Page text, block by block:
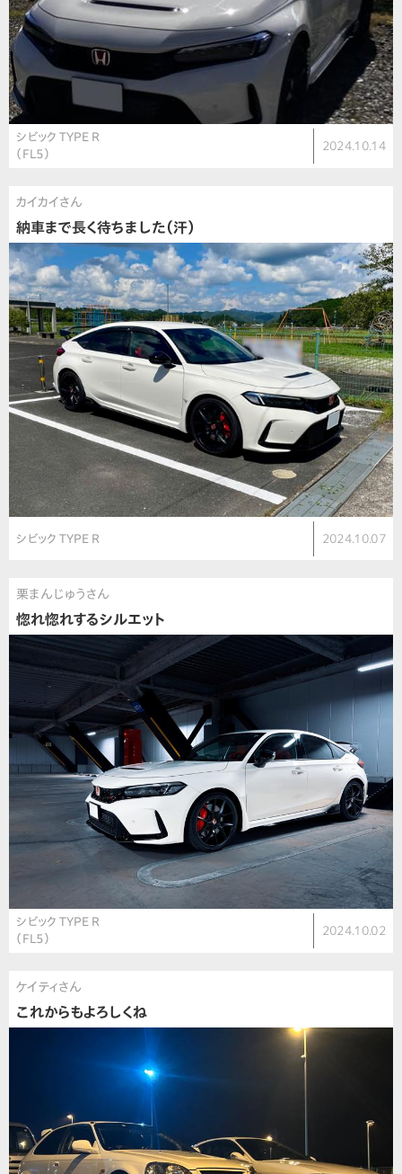
シビック TYPE R
（FL5）
2024.10.14
カイカイさん
納車まで長く待ちました（汗）
シビック TYPE R 2024.10.07
栗まんじゅうさん
惚れ惚れするシルエット
シビック TYPE R
（FL5）
2024.10.02
ケイティさん
これからもよろしくね